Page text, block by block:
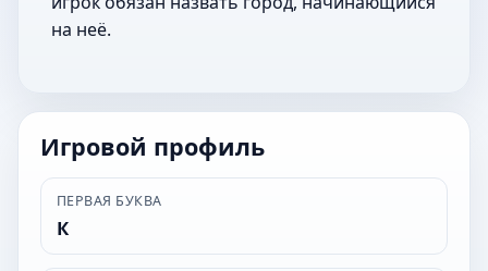
на неё.
Игровой профиль
ПЕРВАЯ БУКВА
К